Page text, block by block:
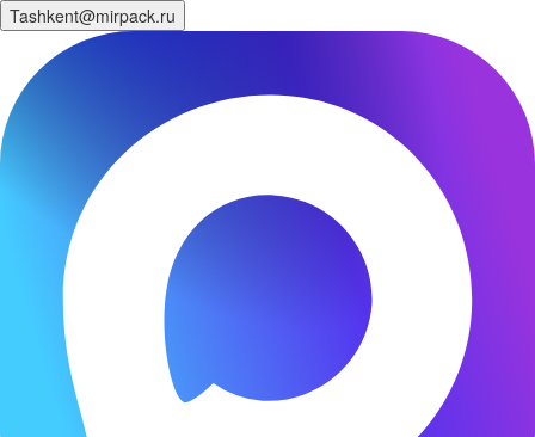
Tashkent@mirpack.ru